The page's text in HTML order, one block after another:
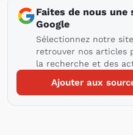
Faites de nous
Google
Sélectionnez notre
retrouver nos articles
la recherche et des
Ajouter aux